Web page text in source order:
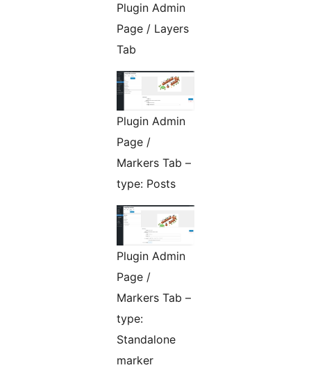
Plugin Admin
Page / Layers
Tab
Plugin Admin
Page /
Markers Tab –
type: Posts
Plugin Admin
Page /
Markers Tab –
type:
Standalone
marker